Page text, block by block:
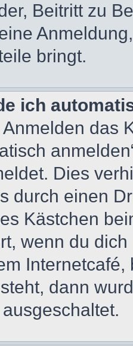
Beitritt zu
bringt.
ich
das
Dies
durch einen
Kästchen
wenn du
dann